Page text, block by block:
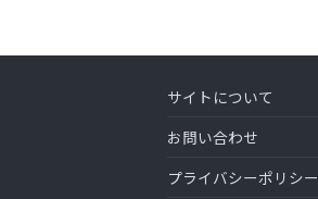
サイトについて
お問い合わせ
プライバシーポリシー